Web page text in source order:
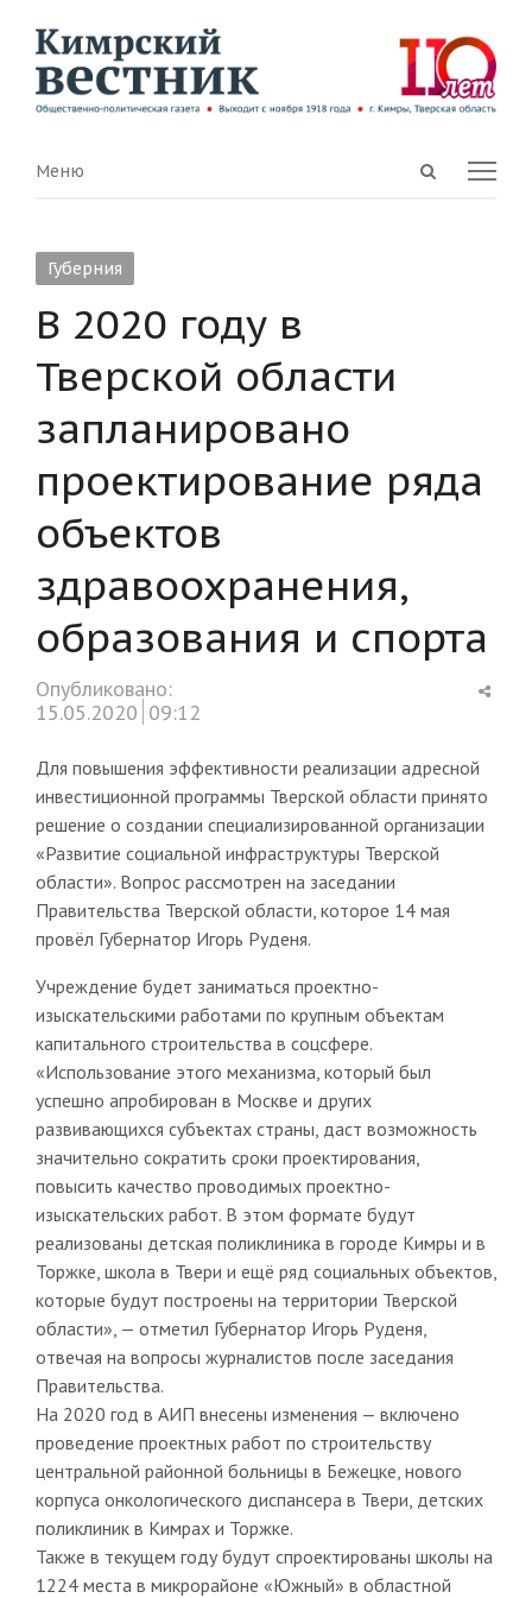
Open
Menu
Меню
Губерния
В 2020 году в
Тверской области
запланировано
проектирование ряда
объектов
здравоохранения,
образования и спорта
Опубликовано:
15.05.2020 09:12
Для повышения эффективности реализации адресной
инвестиционной программы Тверской области принято
решение о создании специализированной организации
«Развитие социальной инфраструктуры Тверской
области». Вопрос рассмотрен на заседании
Правительства Тверской области, которое 14 мая
провёл Губернатор Игорь Руденя.
Учреждение будет заниматься проектно-
изыскательскими работами по крупным объектам
капитального строительства в соцсфере.
«Использование этого механизма, который был
успешно апробирован в Москве и других
развивающихся субъектах страны, даст возможность
значительно сократить сроки проектирования,
повысить качество проводимых проектно-
изыскательских работ. В этом формате будут
реализованы детская поликлиника в городе Кимры и в
Торжке, школа в Твери и ещё ряд социальных объектов,
которые будут построены на территории Тверской
области», — отметил Губернатор Игорь Руденя,
отвечая на вопросы журналистов после заседания
Правительства.
На 2020 год в АИП внесены изменения — включено
проведение проектных работ по строительству
центральной районной больницы в Бежецке, нового
корпуса онкологического диспансера в Твери, детских
поликлиник в Кимрах и Торжке.
Также в текущем году будут спроектированы школы на
1224 места в микрорайоне «Южный» в областной